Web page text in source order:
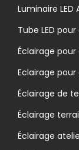
Luminaire
Tube LED
Éclairage pour
Eclairage
Éclairage de
Éclairage
Éclairage